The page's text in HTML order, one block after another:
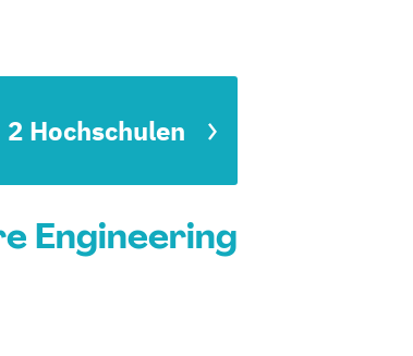
2 Hochschulen
Engineering